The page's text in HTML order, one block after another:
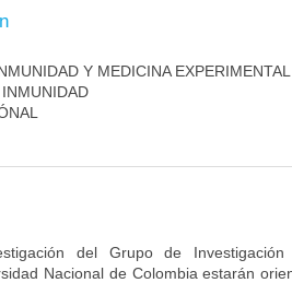
Y MEDICINA EXPERIMENTAL
del Grupo de
Nacional de Colombia estarán